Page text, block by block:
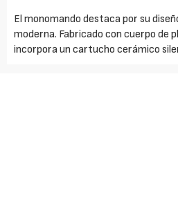
El monomando destaca por su
moderna. Fabricado con cuerpo de
incorpora un cartucho cerámico